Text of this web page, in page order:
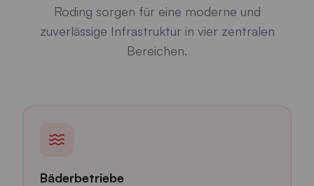
Roding sorgen für eine moderne und
zuverlässige Infrastruktur in vier zentralen
Bereichen.
Bäderbetriebe